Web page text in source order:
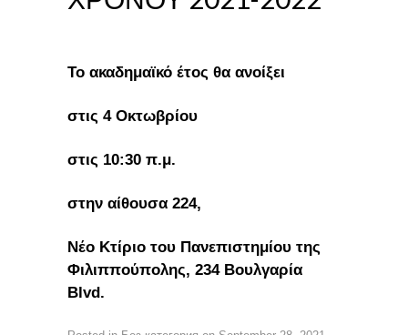
Το ακαδημαϊκό έτος θα ανοίξει
στις 4 Οκτωβρίου
στις 10:30 π.μ.
στην αίθουσα 224,
Νέο Κτίριο του Πανεπιστημίου της
Φιλιππούπολης, 234 Βουλγαρία
Blvd.